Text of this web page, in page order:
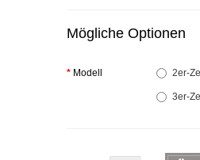
Mögliche Optionen
* Modell 2er-
3er-